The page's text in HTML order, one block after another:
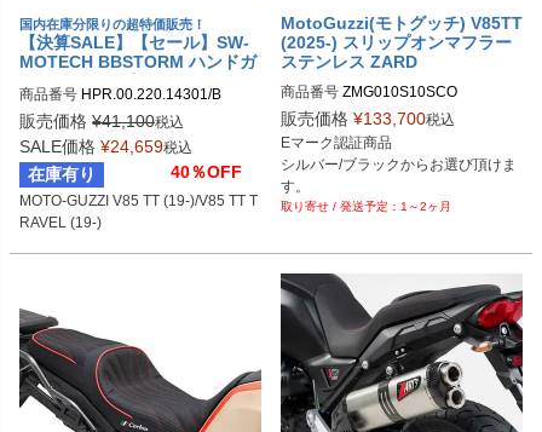
国内在庫分限りの超特価販売！
【決算SALE】【セール】SW-
MOTECH BBSTORM ハンドガ
タイプ) Moto Guzzi V85 TT (1
9-)/V85 TT TRAVEL (19-) | HP
R.00.220.14301/B
商品番号 HPR.00.220.14301/B
sw_HPR_00_220_14301B
販売価格 ¥41,100税込
SALE価格 ¥24,659税込
在庫有り 40％OFF
MOTO-GUZZI V85 TT (19-)/V85 TT T
RAVEL (19-)
MotoGuzzi(モトグッチ) V85TT
(2025-) スリップオンマフラー
ステンレス ZARD
商品番号 ZMG010S10SCO
販売価格 ¥133,700税込
Eマーク認証商品
シルバー/ブラックからお選び頂けま
す。
MotoGuzzi V85TT (2025-)
1～2ヶ月